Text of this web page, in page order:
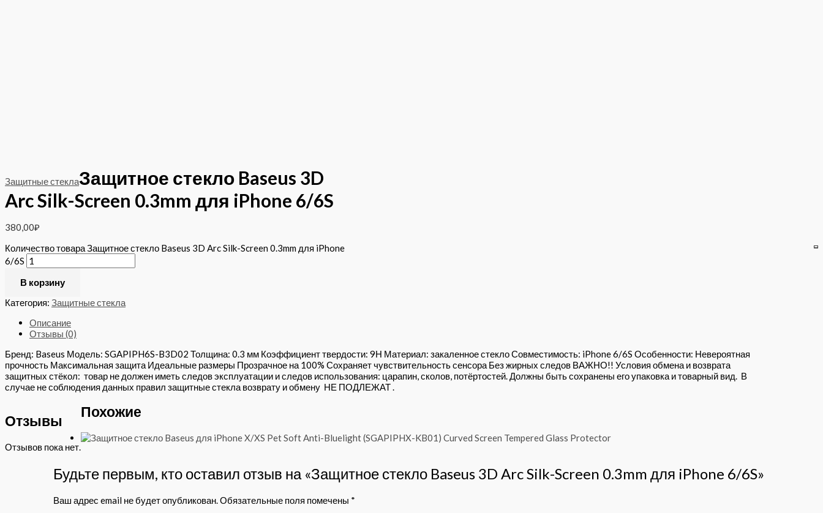
Защитные стеклаЗащитное стекло Baseus 3D
Arc Silk-Screen 0.3mm для iPhone 6/6S
380,00₽
Количество товара Защитное стекло Baseus 3D Arc Silk-Screen 0.3mm для iPhone
6/6S
В корзину
Категория: Защитные стекла
Описание
Отзывы (0)
Бренд: Baseus Модель: SGAPIPH6S-B3D02 Толщина: 0.3 мм Коэффициент твердости: 9Н Материал: закаленное стекло Совместимость: iPhone 6/6S Особенности: Невероятная
прочность Максимальная защита Идеальные размеры Прозрачное на 100% Сохраняет чувствительность сенсора Без жирных следов ВАЖНО!! Условия обмена и возврата
защитных стёкол: товар не должен иметь следов эксплуатации и следов использования: царапин, сколов, потёртостей. Должны быть сохранены его упаковка и товарный вид. В
случае не соблюдения данных правил защитные стекла возврату и обмену НЕ ПОДЛЕЖАТ .
Отзывы
Отзывов пока нет.
Будьте первым, кто оставил отзыв на «Защитное стекло Baseus 3D Arc Silk-Screen 0.3mm для iPhone 6/6S»
Ваш адрес email не будет опубликован.Обязательные поля помечены *
Похожие